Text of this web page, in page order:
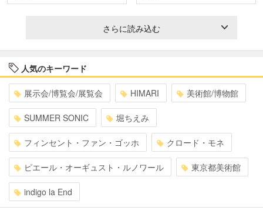
さらに読み込む
人気のキーワード
展示会/博覧会/展覧会 HIMARI 美術館/博物館
SUMMER SONIC 堀ちえみ
フィンセント・ファン・ゴッホ クロード・モネ
ピエール・オーギュスト・ルノワール 東京都美術館
indigo la End